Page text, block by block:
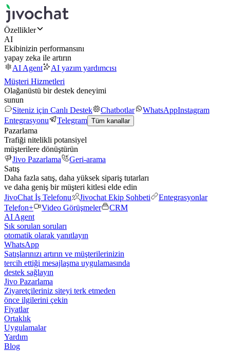
Özellikler
AI
Ekibinizin performansını
yapay zeka ile artırın
AI Agent
AI yazım yardımcısı
Müşteri Hizmetleri
Olağanüstü bir destek deneyimi
sunun
Siteniz için Canlı Destek
Chatbotlar WhatsAppInstagram
Entegrasyonu
Telegram Tüm kanallar
Pazarlama
Trafiği nitelikli potansiyel
müşterilere dönüştürün
Jivo Pazarlama
Geri-arama
Satış
Daha fazla satış, daha yüksek sipariş tutarları
ve daha geniş bir müşteri kitlesi elde edin
JivoChat İş Telefonu
Jivochat Ekip Sohbeti
Entegrasyonlar
Telefon+
Video Görüşmeler
CRM
AI Agent
Sık sorulan soruları
otomatik olarak yanıtlayın
WhatsApp
Satışlarınızı artırın ve müşterilerinizin
tercih ettiği mesajlaşma uygulamasında
destek sağlayın
Jivo Pazarlama
Ziyaretçileriniz siteyi terk etmeden
önce ilgilerini çekin
Fiyatlar
Ortaklık
Uygulamalar
Yardım
Blog